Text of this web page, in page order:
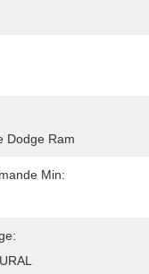
Dodge Ram
Min: